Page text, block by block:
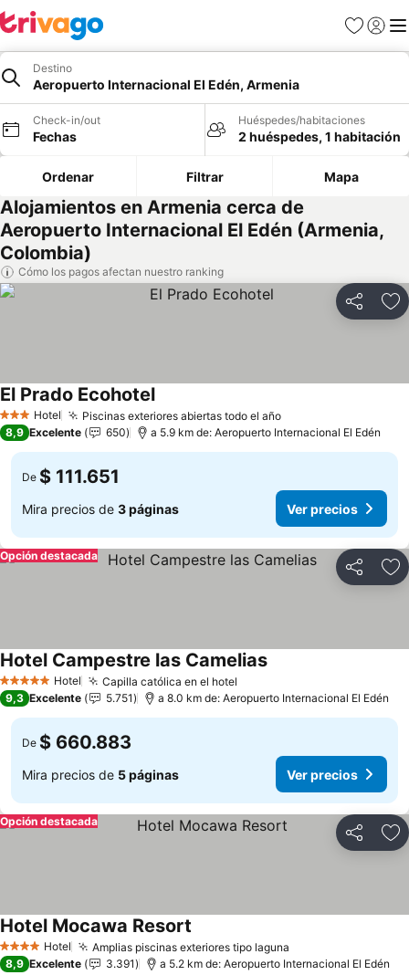
Favoritos
Iniciar
Destino
Aeropuerto Internacional El Edén, Armenia
Check-in/out
Fechas
Huéspedes/habitaciones
2 huéspedes, 1 habitación
Ordenar Filtrar Mapa
Alojamientos en Armenia cerca de
Aeropuerto Internacional El Edén (Armenia,
Colombia)
Cómo los pagos afectan nuestro ranking
Compartir
3 Estrellas
Hotel Piscinas exteriores abiertas todo el año
El Prado Ecohotel
8,9 Excelente 650 a 5.9 km de: Aeropuerto Internacional El Edén
De $ 111.651
Mira precios de 3 páginas Ver precios
Compartir
Opción destacada
5 Estrellas Hotel Capilla católica en el hotel
Hotel Campestre las Camelias
9,3 Excelente 5.751 a 8.0 km de: Aeropuerto Internacional El Edén
De $ 660.883
Mira precios de 5 páginas Ver precios
Compartir
Opción destacada
4 EstrellasHotel Amplias piscinas exteriores tipo laguna
Hotel Mocawa Resort
8,9 Excelente 3.391 a 5.2 km de: Aeropuerto Internacional El Edén